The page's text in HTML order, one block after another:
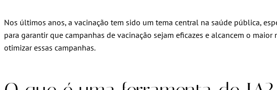
Nos últimos anos, a vacinação tem sido um tema central na saúde pública,
para garantir que campanhas de vacinação sejam eficazes e alcancem o
otimizar essas campanhas.